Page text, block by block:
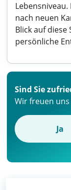
nach neuen
Blick auf
persönliche
Sind Sie
Wir freuen
Ja